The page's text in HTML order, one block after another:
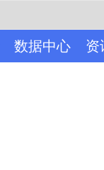
数据中心 资